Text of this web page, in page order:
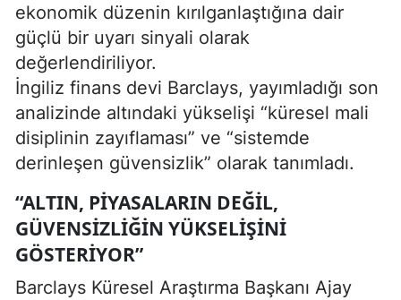
ekonomik düzenin kırılganlaştığına dair
güçlü bir uyarı sinyali olarak
değerlendiriliyor.
İngiliz finans devi Barclays, yayımladığı son
analizinde altındaki yükselişi “küresel mali
disiplinin zayıflaması” ve “sistemde
derinleşen güvensizlik” olarak tanımladı.
“ALTIN, PIYASALARIN DEĞIL,
GÜVENSIZLIĞIN YÜKSELIŞINI
GÖSTERIYOR”
Barclays Küresel Araştırma Başkanı Ajay